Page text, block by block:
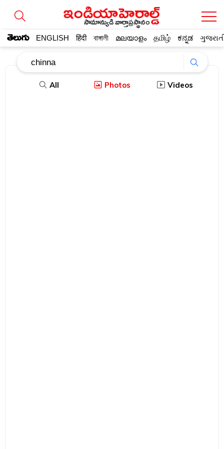
సామాన్యుడి వార్తాప్రస్థానం
తెలుగు ENGLISH हिंदी বাঙ্গালী മലയാളം தமிழ் ಕನ್ನಡ
All Photos Videos